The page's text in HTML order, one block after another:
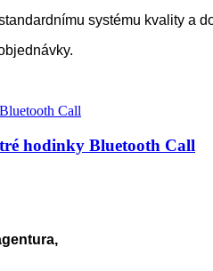
systému kvality a
hodinky Bluetooth Call